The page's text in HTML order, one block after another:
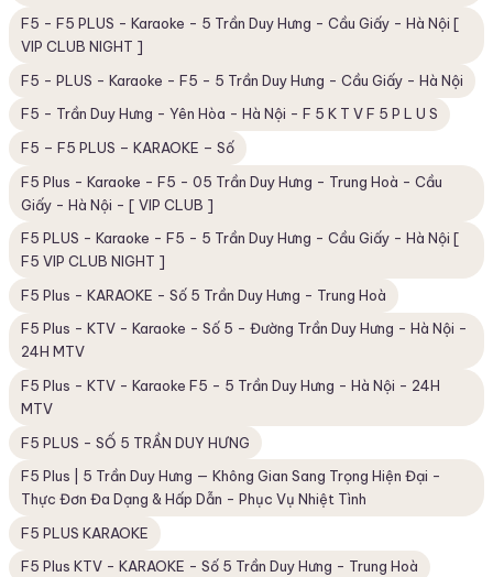
F5 - F5 PLUS - Karaoke - 5 Trần Duy Hưng - Cầu Giấy - Hà Nội [
VIP CLUB NIGHT ]
F5 - PLUS - Karaoke - F5 - 5 Trần Duy Hưng - Cầu Giấy - Hà Nội
F5 - Trần Duy Hưng - Yên Hòa - Hà Nội - F 5 K T V F 5 P L U S
F5 – F5 PLUS – KARAOKE – Số
F5 Plus - Karaoke - F5 - 05 Trần Duy Hưng - Trung Hoà - Cầu
Giấy - Hà Nội - [ VIP CLUB ]
F5 PLUS - Karaoke - F5 - 5 Trần Duy Hưng - Cầu Giấy - Hà Nội [
F5 VIP CLUB NIGHT ]
F5 Plus - KARAOKE - Số 5 Trần Duy Hưng - Trung Hoà
F5 Plus - KTV - Karaoke - Số 5 - Đường Trần Duy Hưng - Hà Nội -
24H MTV
F5 Plus - KTV - Karaoke F5 - 5 Trần Duy Hưng - Hà Nội - 24H
MTV
F5 PLUS - SỐ 5 TRẦN DUY HƯNG
F5 Plus | 5 Trần Duy Hưng — Không Gian Sang Trọng Hiện Đại -
Thực Đơn Đa Dạng & Hấp Dẫn - Phục Vụ Nhiệt Tình
F5 PLUS KARAOKE
F5 Plus KTV - KARAOKE - Số 5 Trần Duy Hưng - Trung Hoà